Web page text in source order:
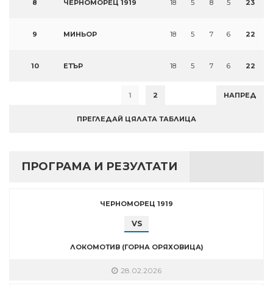
8 ЧЕРНОМОРЕЦ 1919 18 5 8 5 23
9 МИНЬОР 18 5 7 6 22
10 ЕТЪР 18 5 7 6 22
1 2 НАПРЕД
ПРЕГЛЕДАЙ ЦЯЛАТА ТАБЛИЦА
ПРОГРАМА И РЕЗУЛТАТИ
ЧЕРНОМОРЕЦ 1919
VS
ЛОКОМОТИВ (ГОРНА ОРЯХОВИЦА)
28.02.2026